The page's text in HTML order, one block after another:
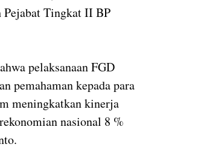
Pejabat Tingkat II BP
pelaksanaan FGD
pemahaman kepada para
meningkatkan kinerja
nasional 8 %